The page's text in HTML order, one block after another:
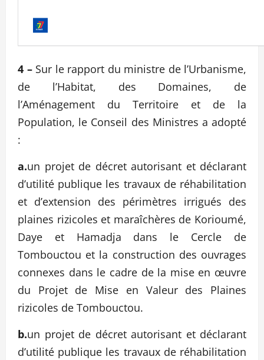
4 –Sur le rapport du ministre de l’Urbanisme,
de l’Habitat, des Domaines, de
l’Aménagement du Territoire et de la
Population, le Conseil des Ministres a adopté
:
a.un projet de décret autorisant et déclarant
d’utilité publique les travaux de réhabilitation
et d’extension des périmètres irrigués des
plaines rizicoles et maraîchères de Korioumé,
Daye et Hamadja dans le Cercle de
Tombouctou et la construction des ouvrages
connexes dans le cadre de la mise en œuvre
du Projet de Mise en Valeur des Plaines
rizicoles de Tombouctou.
b.un projet de décret autorisant et déclarant
d’utilité publique les travaux de réhabilitation